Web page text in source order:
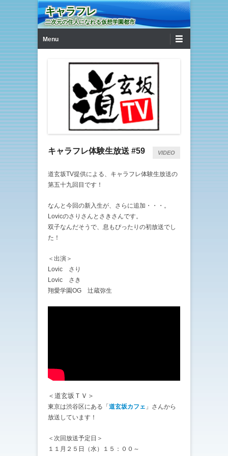
キャラフレ
二次元の住人になれる仮想学園都市
Menu
キャラフレ体験生放送 #59 VIDEO
道玄坂TV提供による、キャラフレ体験生放送の
第五十九回目です！
なんと今回の新入生が、さらに追加・・・。
Lovicのさりさんとさきさんです。
双子なんだそうで、息もぴったりの初放送でし
た！
＜出演＞
Lovic さり
Lovic さき
翔愛学園OG 辻蔵弥生
＜道玄坂ＴＶ＞
東京は渋谷区にある「 道玄坂カフェ 」さんから
放送しています！
＜次回放送予定日＞
１１月２５日（水）１５：００～